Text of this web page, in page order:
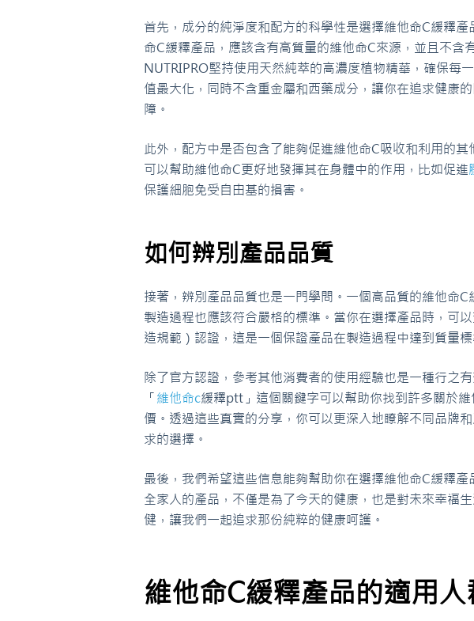
首先，成分的純淨度和配方的科學性是選擇維他命C緩釋
命C緩釋產品，應該含有高質量的維他命C來源，並且不含
NUTRIPRO堅持使用天然純萃的高濃度植物精華，確保每
值最大化，同時不含重金屬和西藥成分，讓你在追求健康
障。
此外，配方中是否包含了能夠促進維他命C吸收和利用的
可以幫助維他命C更好地發揮其在身體中的作用，比如促進
保護細胞免受自由基的損害。
如何辨別產品品質
接著，辨別產品品質也是一門學問。一個高品質的維他命C
製造過程也應該符合嚴格的標準。當你在選擇產品時，可
造規範）認證，這是一個保證產品在製造過程中達到質量標
除了官方認證，參考其他消費者的使用經驗也是一種行之
「 維他命c緩釋ptt」這個關鍵字可以幫助你找到許多關於
價。透過這些真實的分享，你可以更深入地瞭解不同品牌
求的選擇。
最後，我們希望這些信息能夠幫助你在選擇維他命C緩釋
全家人的產品，不僅是為了今天的健康，也是對未來幸福
健，讓我們一起追求那份純粹的健康呵護。
維他命C緩釋產品的適用人